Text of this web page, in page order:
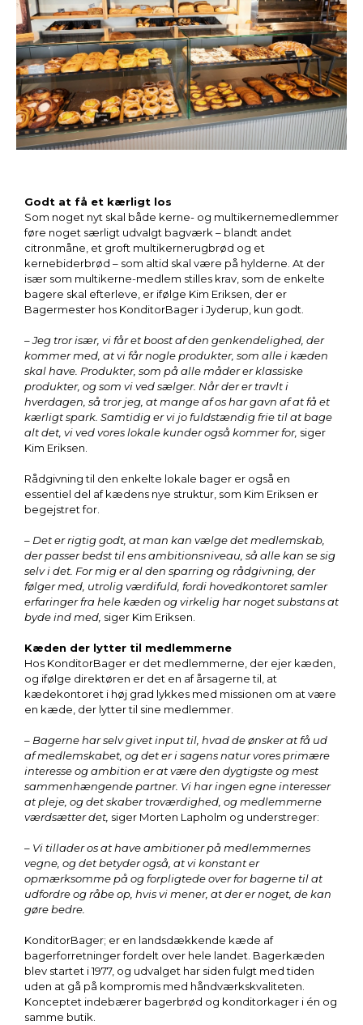
Godt at få et kærligt los
Som noget nyt skal både kerne- og multikernemedlemmer
føre noget særligt udvalgt bagværk – blandt andet
citronmåne, et groft multikernerugbrød og et
kernebiderbrød – som altid skal være på hylderne. At der
især som multikerne-medlem stilles krav, som de enkelte
bagere skal efterleve, er ifølge Kim Eriksen, der er
Bagermester hos KonditorBager i Jyderup, kun godt.
– Jeg tror især, vi får et boost af den genkendelighed, der
kommer med, at vi får nogle produkter, som alle i kæden
skal have. Produkter, som på alle måder er klassiske
produkter, og som vi ved sælger. Når der er travlt i
hverdagen, så tror jeg, at mange af os har gavn af at få et
kærligt spark. Samtidig er vi jo fuldstændig frie til at bage
alt det, vi ved vores lokale kunder også kommer for, siger
Kim Eriksen.
Rådgivning til den enkelte lokale bager er også en
essentiel del af kædens nye struktur, som Kim Eriksen er
begejstret for.
– Det er rigtig godt, at man kan vælge det medlemskab,
der passer bedst til ens ambitionsniveau, så alle kan se sig
selv i det. For mig er al den sparring og rådgivning, der
følger med, utrolig værdifuld, fordi hovedkontoret samler
erfaringer fra hele kæden og virkelig har noget substans at
byde ind med, siger Kim Eriksen.
Kæden der lytter til medlemmerne
Hos KonditorBager er det medlemmerne, der ejer kæden,
og ifølge direktøren er det en af årsagerne til, at
kædekontoret i høj grad lykkes med missionen om at være
en kæde, der lytter til sine medlemmer.
– Bagerne har selv givet input til, hvad de ønsker at få ud
af medlemskabet, og det er i sagens natur vores primære
interesse og ambition er at være den dygtigste og mest
sammenhængende partner. Vi har ingen egne interesser
at pleje, og det skaber troværdighed, og medlemmerne
værdsætter det, siger Morten Lapholm og understreger:
– Vi tillader os at have ambitioner på medlemmernes
vegne, og det betyder også, at vi konstant er
opmærksomme på og forpligtede over for bagerne til at
udfordre og råbe op, hvis vi mener, at der er noget, de kan
gøre bedre.
KonditorBager; er en landsdækkende kæde af
bagerforretninger fordelt over hele landet. Bagerkæden
blev startet i 1977, og udvalget har siden fulgt med tiden
uden at gå på kompromis med håndværkskvaliteten.
Konceptet indebærer bagerbrød og konditorkager i én og
samme butik.